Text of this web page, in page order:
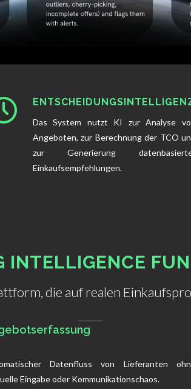
Das System nutzt KI zur Analyse
Angeboten, zur Berechnung der TCO
zur Generierung
Einkaufsempfehlungen.
INTELLIGENCE
die auf realen
Datenfluss von Lieferanten
Eingabe oder Kommunikationschaos.